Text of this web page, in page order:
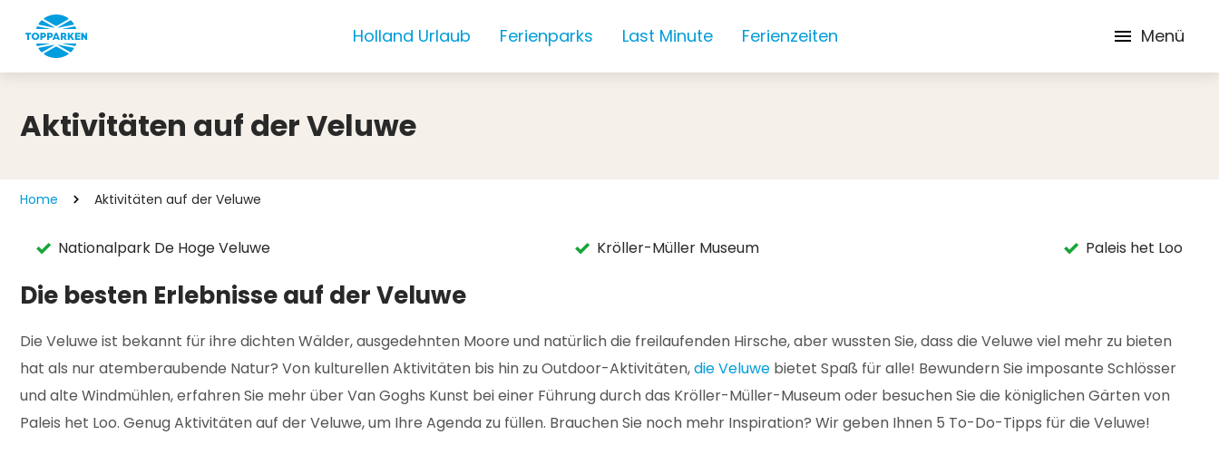
Holland Urlaub Ferienparks Last Minute Ferienzeiten Menü
Aktivitäten auf der Veluwe
Home Aktivitäten auf der Veluwe
Nationalpark De Hoge Veluwe Kröller-Müller Museum Paleis het Loo
Die besten Erlebnisse auf der Veluwe
Die Veluwe ist bekannt für ihre dichten Wälder, ausgedehnten Moore und natürlich die freilaufenden Hirsche, aber wussten Sie, dass die Veluwe viel mehr zu bieten
hat als nur atemberaubende Natur? Von kulturellen Aktivitäten bis hin zu Outdoor-Aktivitäten,die Veluwe bietet Spaß für alle! Bewundern Sie imposante Schlösser
und alte Windmühlen, erfahren Sie mehr über Van Goghs Kunst bei einer Führung durch das Kröller-Müller-Museum oder besuchen Sie die königlichen Gärten von
Paleis het Loo. Genug Aktivitäten auf der Veluwe, um Ihre Agenda zu füllen. Brauchen Sie noch mehr Inspiration? Wir geben Ihnen 5 To-Do-Tipps für die Veluwe!